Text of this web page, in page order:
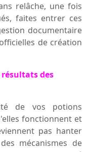
relâche, une fois
faites entrer ces
documentaire
officielles de création
des
de vos potions
fonctionnent et
pas hanter
mécanismes de